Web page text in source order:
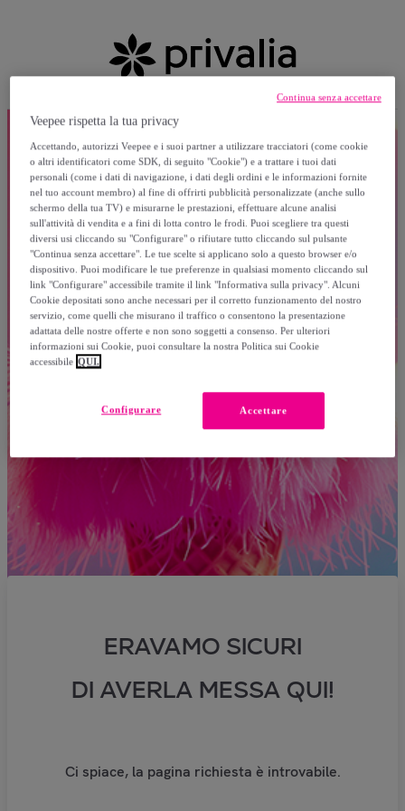
ERAVAMO SICURI
DI AVERLA MESSA QUI!
Ci spiace, la pagina richiesta è introvabile.
Veepee rispetta la tua privacy
Accettando, autorizzi Veepee e i suoi partner a utilizzare tracciatori (come cookie
o altri identificatori come SDK, di seguito "Cookie") e a trattare i tuoi dati
personali (come i dati di navigazione, i dati degli ordini e le informazioni fornite
nel tuo account membro) al fine di offrirti pubblicità personalizzate (anche sullo
schermo della tua TV) e misurarne le prestazioni, effettuare alcune analisi
sull'attività di vendita e a fini di lotta contro le frodi. Puoi scegliere tra questi
diversi usi cliccando su "Configurare" o rifiutare tutto cliccando sul pulsante
"Continua senza accettare". Le tue scelte si applicano solo a questo browser e/o
dispositivo. Puoi modificare le tue preferenze in qualsiasi momento cliccando sul
link "Configurare" accessibile tramite il link "Informativa sulla privacy". Alcuni
Cookie depositati sono anche necessari per il corretto funzionamento del nostro
servizio, come quelli che misurano il traffico o consentono la presentazione
adattata delle nostre offerte e non sono soggetti a consenso. Per ulteriori
informazioni sui Cookie, puoi consultare la nostra Politica sui Cookie
accessibile QUI.
Accettare
Configurare
Continua senza accettare